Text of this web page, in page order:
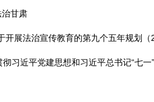
甘肃
展法治宣传教育的第九个五年规划（
习近平党建思想和习近平总书记“七